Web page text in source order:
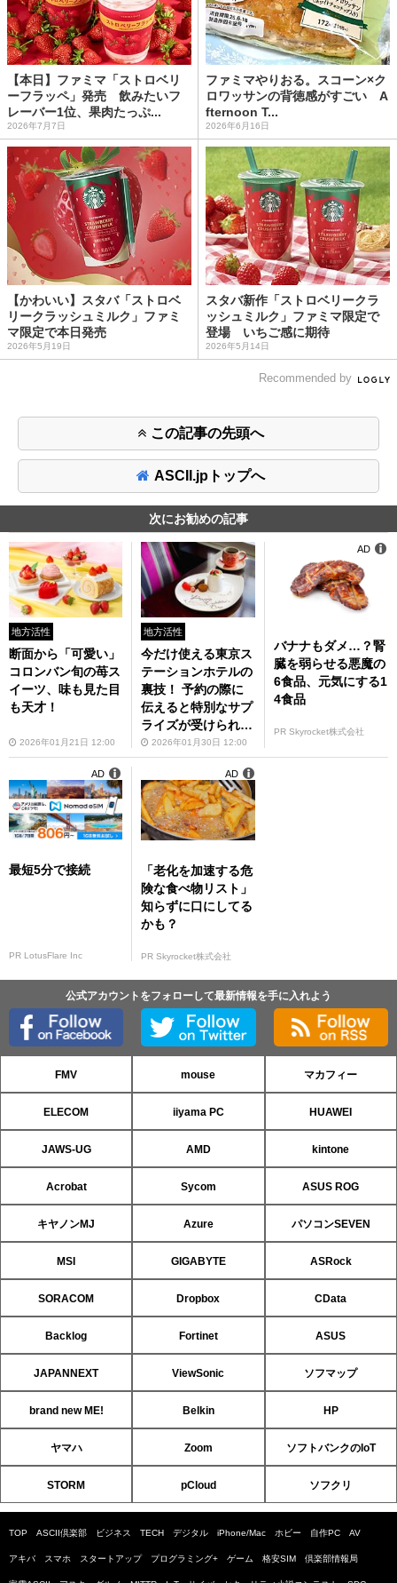
【本日】ファミマ「ストロベリ
ーフラッペ」発売 飲みたいフ
レーバー1位、果肉たっぷ...
2026年7月7日
ファミマやりおる。スコーン×ク
ロワッサンの背徳感がすごい A
fternoon T...
2026年6月16日
【かわいい】スタバ「ストロベ
リークラッシュミルク」ファミ
マ限定で本日発売
2026年5月19日
スタバ新作「ストロベリークラ
ッシュミルク」ファミマ限定で
登場 いちご感に期待
2026年5月14日
Recommended by
この記事の先頭へ
ASCII.jpトップへ
次にお勧めの記事
地方活性
断面から「可愛い」
コロンバン旬の苺ス
イーツ、味も見た目
も天才！
2026年01月21日 12:00
地方活性
今だけ使える東京ス
テーションホテルの
裏技！ 予約の際に
伝えると特別なサプ
ライズが受けられる
「秘密の言葉」と
は？
2026年01月30日 12:00
バナナもダメ…？腎
臓を弱らせる悪魔の
6食品、元気にする1
4食品
PR Skyrocket株式会社
AD
最短5分で接続
PR LotusFlare Inc
AD
「老化を加速する危
険な食べ物リスト」
知らずに口にしてる
かも？
PR Skyrocket株式会社
AD
公式アカウントをフォローして最新情報を手に入れよう
FMV mouse マカフィー
ELECOM iiyama PC HUAWEI
JAWS-UG AMD kintone
Acrobat Sycom ASUS ROG
キヤノンMJ Azure パソコンSEVEN
MSI GIGABYTE ASRock
SORACOM Dropbox CData
Backlog Fortinet ASUS
JAPANNEXT ViewSonic ソフマップ
brand new ME! Belkin HP
ヤマハ Zoom ソフトバンクのIoT
STORM pCloud ソフクリ
TOP ASCII倶楽部 ビジネス TECH デジタル iPhone/Mac ホビー 自作PC AV
アキバ スマホ スタートアップ プログラミング+ ゲーム 格安SIM 倶楽部情報局